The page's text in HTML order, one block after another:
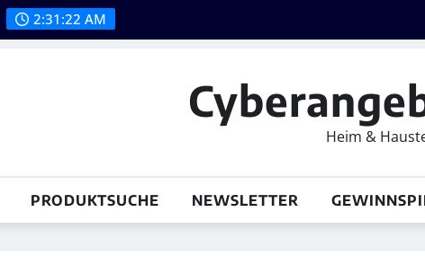
2:31:23 AM
Heim &
PRODUKTSUCHE NEWSLETTER